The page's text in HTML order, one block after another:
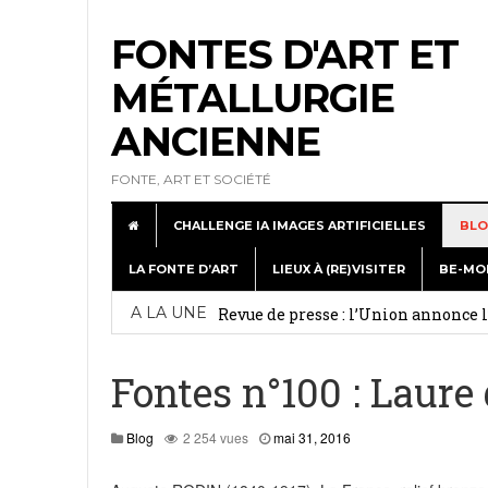
FONTES D'ART ET
MÉTALLURGIE
ANCIENNE
FONTE, ART ET SOCIÉTÉ
CHALLENGE IA IMAGES ARTIFICIELLES
LA FONTE D’ART LIEUX À (RE)VISITER BE-
A LA UNE
Exposition de Dommartin-le-Franc
Revue de presse : l’Union
A la journée Portes Ouvertes à
juillet 5, 2026
Fontes n°100 :
Blog 2 254 vues mai 31, 2016